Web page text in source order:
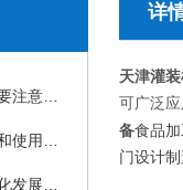
详
天津灌
可广泛
备食品
门设计